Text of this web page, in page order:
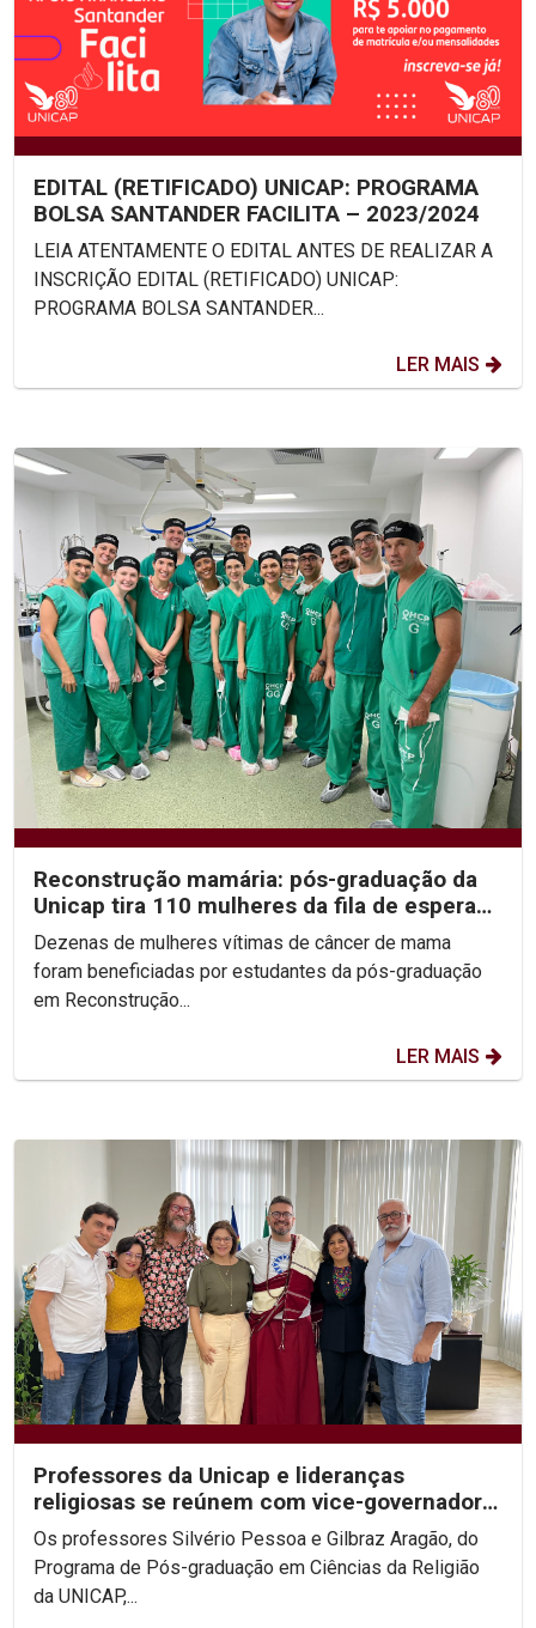
EDITAL (RETIFICADO) UNICAP: PROGRAMA
BOLSA SANTANDER FACILITA – 2023/2024
LEIA ATENTAMENTE O EDITAL ANTES DE REALIZAR A
INSCRIÇÃO EDITAL (RETIFICADO) UNICAP:
PROGRAMA BOLSA SANTANDER...
LER MAIS
Reconstrução mamária: pós-graduação da
Unicap tira 110 mulheres da fila de espera
do SUS
Dezenas de mulheres vítimas de câncer de mama
foram beneficiadas por estudantes da pós-graduação
em Reconstrução...
LER MAIS
Professores da Unicap e lideranças
religiosas se reúnem com vice-governadora
de PE
Os professores Silvério Pessoa e Gilbraz Aragão, do
Programa de Pós-graduação em Ciências da Religião
da UNICAP,...